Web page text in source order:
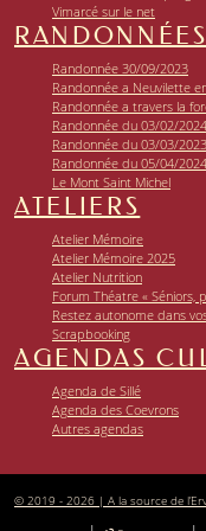
Vimarcé sur le net
RANDONNÉES
Randonnée 30/09/2023
Randonnée a Neuvilette
Randonnée a travers la
Randonnée du 03/02/2024
Randonnée du 03/03/2023
Randonnée du 05/04/2024
Le Mont Saint Michel
ATELIERS
Atelier Mémoire
Atelier Mémoire 2025
Atelier Nutrition
Forum Théatre « Séniors,
Restez autonome dans
Scrapbooking
AGENDAS
Agenda de Sillé
Agenda des Coevrons
Autres agendas
© 2019 - 2026 | A la source de